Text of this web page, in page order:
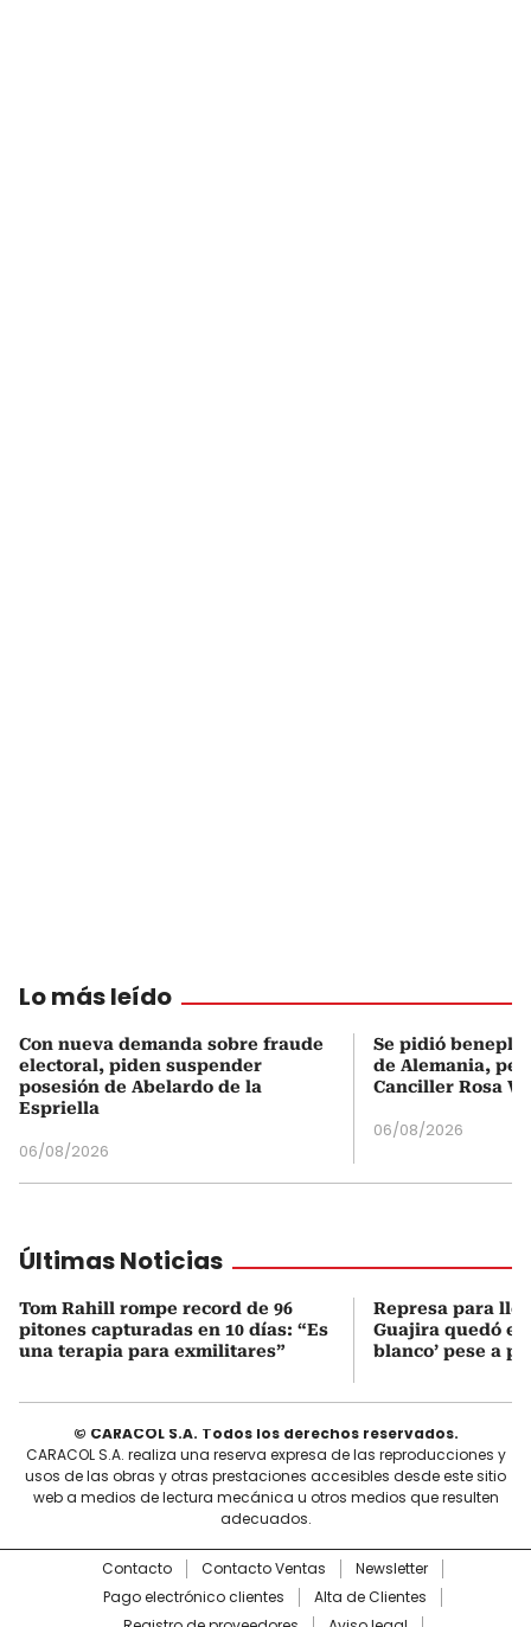
Lo más leído
Con nueva demanda sobre fraude
electoral, piden suspender
posesión de Abelardo de la
Espriella
06/08/2026
Se pidió
de Alemania,
Canciller Rosa
06/08/2026
Últimas Noticias
Tom Rahill rompe record de 96
pitones capturadas en 10 días: “Es
una terapia para exmilitares”
Represa para
Guajira quedó en
blanco’ pese a
© CARACOL S.A. Todos los derechos reservados.
CARACOL S.A. realiza una reserva expresa de las reproducciones y
usos de las obras y otras prestaciones accesibles desde este sitio
web a medios de lectura mecánica u otros medios que resulten
adecuados.
Contacto Contacto Ventas
Newsletter
Pago electrónico clientes
Alta de Clientes